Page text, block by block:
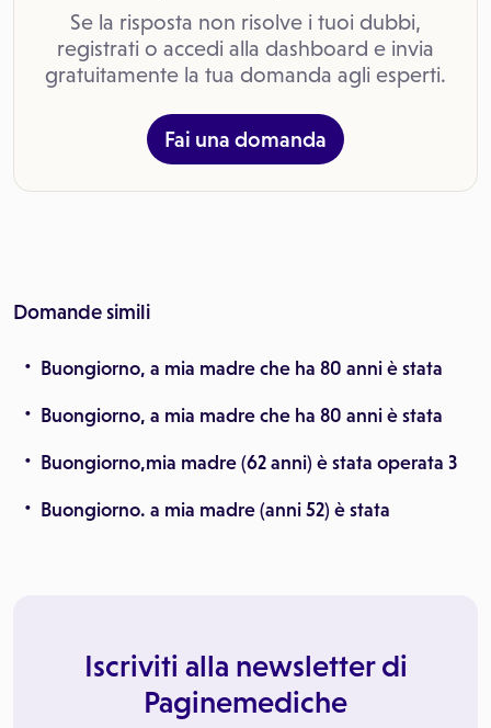
Se la risposta non risolve i tuoi dubbi,
registrati o accedi alla dashboard e invia
gratuitamente la tua domanda agli esperti.
Fai una domanda
Domande simili
Buongiorno, a mia madre che ha 80 anni è stata
Buongiorno, a mia madre che ha 80 anni è stata
Buongiorno,mia madre (62 anni) è stata operata 3
Buongiorno. a mia madre (anni 52) è stata
Iscriviti alla newsletter di
Paginemediche